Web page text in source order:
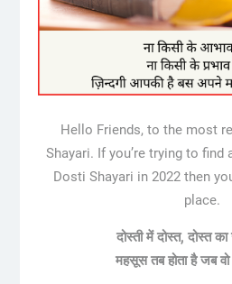
Hello Friends, to the most
Shayari. If you’re trying to
Dosti Shayari in 2022 then
place.
दोस्ती में दोस्त, दोस्त का
महसूस तब होता है जब वो